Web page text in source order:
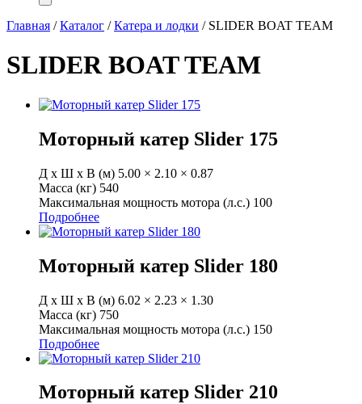
Главная /Каталог /Катера и лодки / SLIDER BOAT TEAM
SLIDER BOAT TEAM
Моторный катер Slider 175
Д х Ш х В (м) 5.00 × 2.10 × 0.87
Масса (кг) 540
Максимальная мощность мотора (л.с.) 100
Подробнее
Моторный катер Slider 180
Д х Ш х В (м) 6.02 × 2.23 × 1.30
Масса (кг) 750
Максимальная мощность мотора (л.с.) 150
Подробнее
Моторный катер Slider 210